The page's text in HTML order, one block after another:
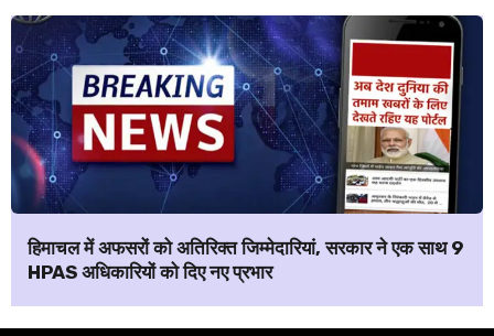
हिमाचल में अफसरों को अतिरिक्त जिम्मेदारियां, सरकार ने एक साथ 9
HPAS अधिकारियों को दिए नए प्रभार